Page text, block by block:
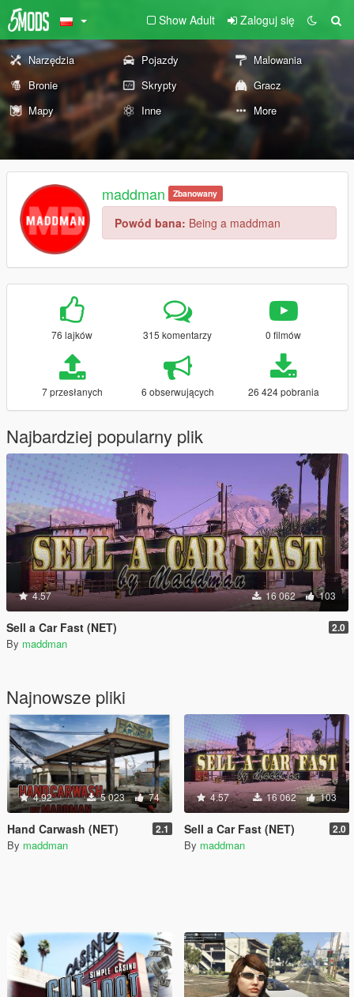
Show Adult Zaloguj się
Narzędzia Pojazdy
Malowania
Bronie
Skrypty
Gracz
Mapy
Inne More
maddman Zbanowany
Powód bana: Being a maddman
76 lajków 315 komentarzy 0 filmów
7 przesłanych 6 obserwujących 26 424 pobrania
Najbardziej popularny plik
4.57 16 062 103
Sell a Car Fast (NET) 2.0
By maddman
Najnowsze pliki
4.92 5 023 74
Hand Carwash (NET) 2.1
By maddman
4.57 16 062 103
Sell a Car Fast (NET) 2.0
By maddman